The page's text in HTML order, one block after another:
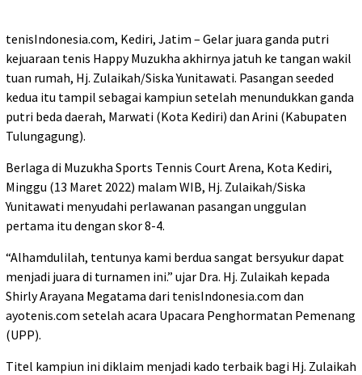
tenisIndonesia.com, Kediri, Jatim – Gelar juara ganda putri
kejuaraan tenis Happy Muzukha akhirnya jatuh ke tangan wakil
tuan rumah, Hj. Zulaikah/Siska Yunitawati. Pasangan seeded
kedua itu tampil sebagai kampiun setelah menundukkan ganda
putri beda daerah, Marwati (Kota Kediri) dan Arini (Kabupaten
Tulungagung).
Berlaga di Muzukha Sports Tennis Court Arena, Kota Kediri,
Minggu (13 Maret 2022) malam WIB, Hj. Zulaikah/Siska
Yunitawati menyudahi perlawanan pasangan unggulan
pertama itu dengan skor 8-4.
“Alhamdulilah, tentunya kami berdua sangat bersyukur dapat
menjadi juara di turnamen ini.” ujar Dra. Hj. Zulaikah kepada
Shirly Arayana Megatama dari tenisIndonesia.com dan
ayotenis.com setelah acara Upacara Penghormatan Pemenang
(UPP).
Titel kampiun ini diklaim menjadi kado terbaik bagi Hj. Zulaikah